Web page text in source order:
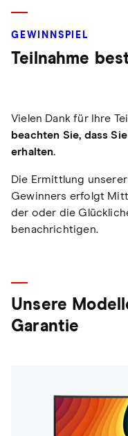
GEWINNSPIEL
Teilnahme
Vielen Dank für Ihre
beachten Sie, dass
erhalten.
Die Ermittlung
Gewinners erfolgt
der oder die
benachrichtigen.
Unsere
Garantie